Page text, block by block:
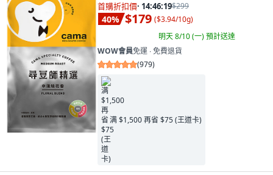
首購折扣價· 14:46:17$299
40% $179 ($3.94/10g)
明天 8/10 (一)預計送達
WOW會員免運 ∙ 免費退貨
(979)
满 $1,500 再省 $75 (王道卡)